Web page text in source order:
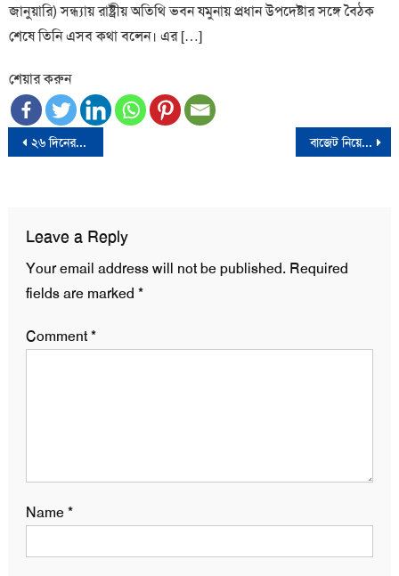
জানুয়ারি) সন্ধ্যায় রাষ্ট্রীয় অতিথি ভবন যমুনায় প্রধান উপদেষ্টার সঙ্গে বৈঠক
শেষে তিনি এসব কথা বলেন। এর […]
শেয়ার করুন
Post
২৬ দিনের ব্যবধানে কুয়াকাটায় আবারও মৃত তিমি; কারণ অনুসন্ধানে সংশ্লিষ্টরা বাজেট নিয়ে যা বললেন আলতাফ হোসেন চৌধুরী
Leave a Reply
Your email address will not be published. Required
fields are marked *
Comment*
Name*